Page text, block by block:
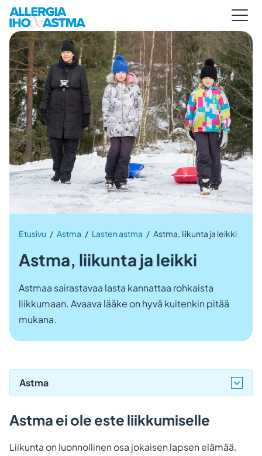
Etusivu / Astma / Lasten astma / Astma, liikunta ja leikki
Astma, liikunta ja leikki
Astmaa sairastavaa lasta kannattaa rohkaista
liikkumaan. Avaava lääke on hyvä kuitenkin pitää
mukana.
Astma
Astma ei ole este liikkumiselle
Liikunta on luonnollinen osa jokaisen lapsen elämää.